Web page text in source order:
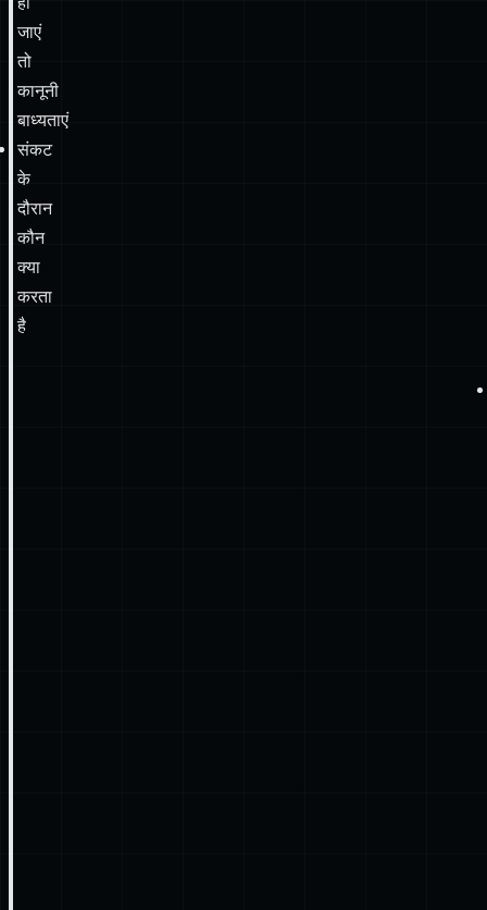
बाध्यताएं
संकट
दौरान
कौन
क्या
करता